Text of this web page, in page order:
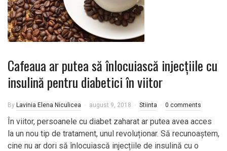
Cafeaua ar putea să înlocuiască injecțiile cu
insulină pentru diabetici în viitor
By Lavinia Elena Niculicea august 9, 2018 Stiinta 0 comments
În viitor, persoanele cu diabet zaharat ar putea avea acces
la un nou tip de tratament, unul revoluționar. Să recunoaștem,
cine nu ar dori să înlocuiască injecțiile de insulină cu o